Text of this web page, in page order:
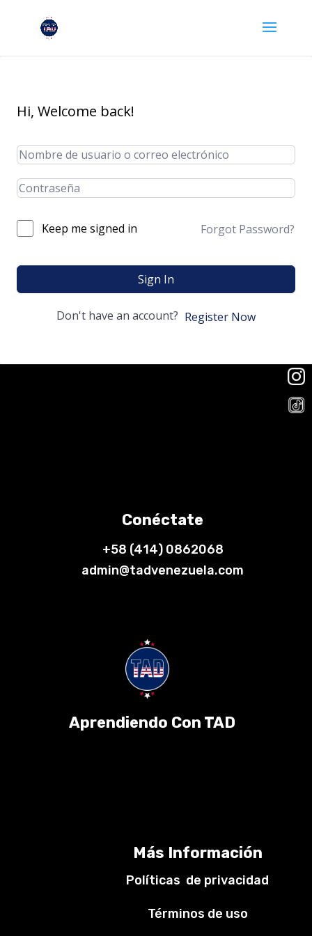
Hi, Welcome back!
Keep me signed in Forgot Password?
Sign In
Don't have an account? Register Now
Conéctate
+58 (414) 0862068
admin@tadvenezuela.com
Aprendiendo Con TAD
Más Información
Políticas de privacidad
Términos de uso